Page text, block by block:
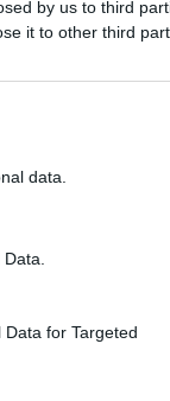
by us to third
it to other third
data.
for Targeted
Η ΠΑΕ